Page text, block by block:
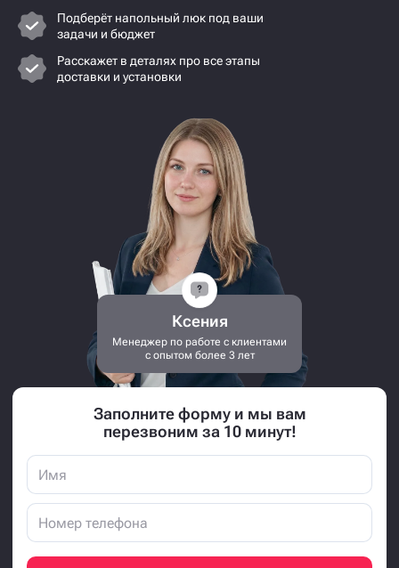
Подберёт напольный люк под ваши
задачи и бюджет
Расскажет в деталях про все этапы
доставки и установки
Ксения
Менеджер по работе с клиентами
с опытом более 3 лет
Заполните форму и мы вам
перезвоним за 10 минут!